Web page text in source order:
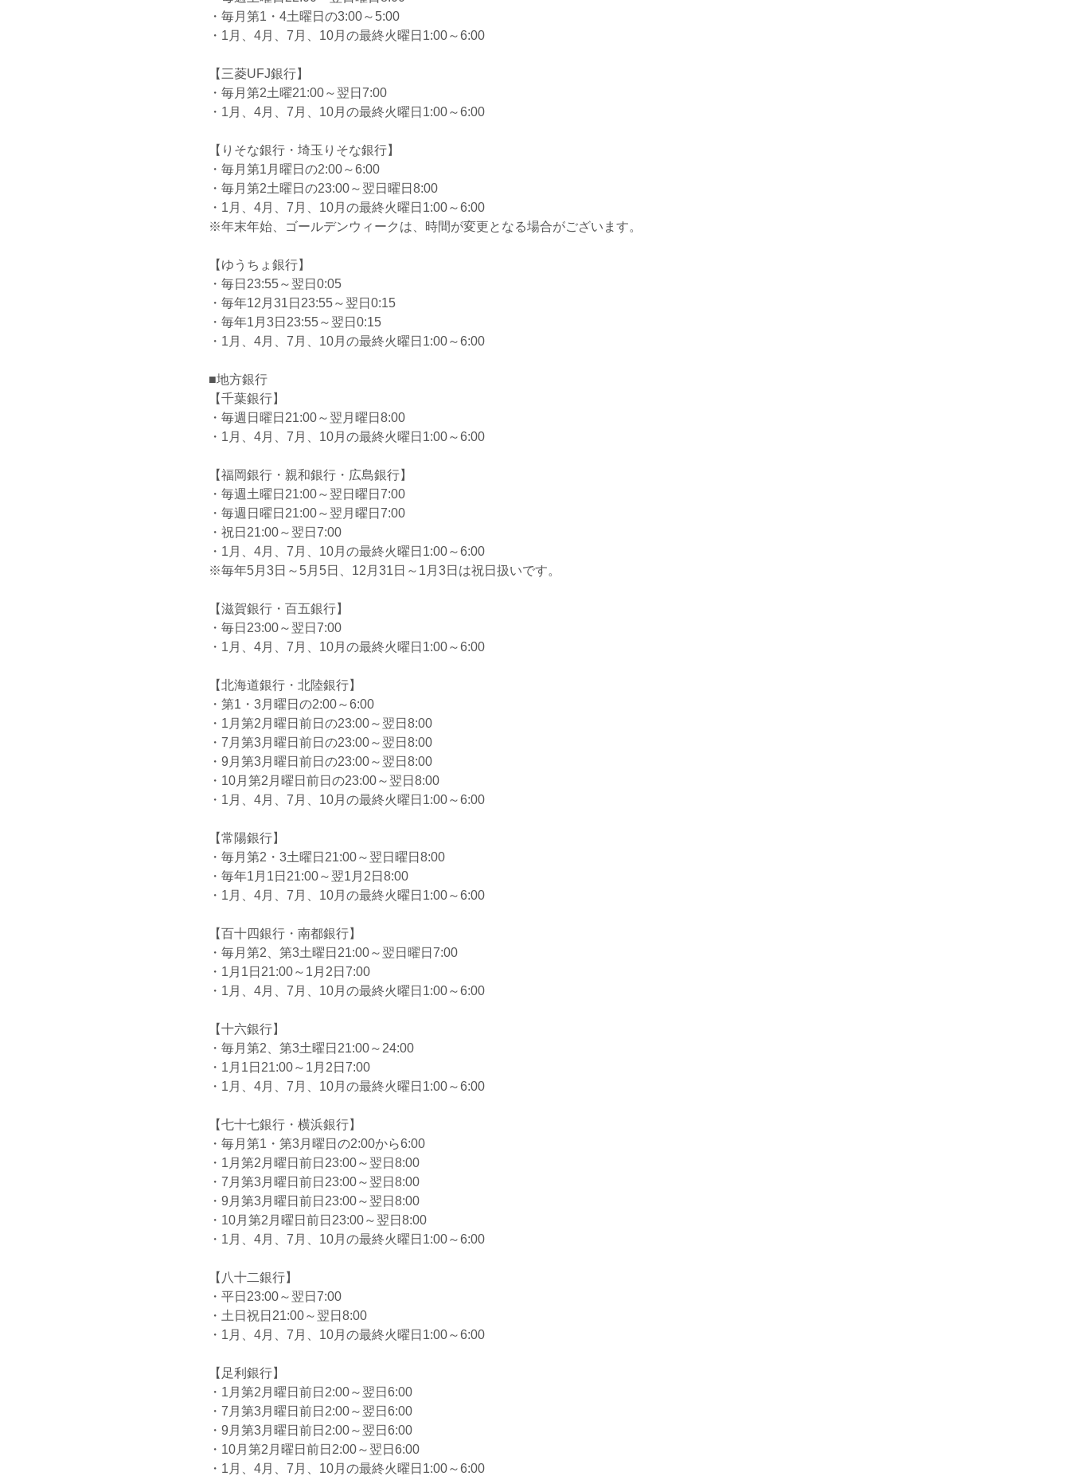
・毎月第1・4土曜日の3:00～5:00
・1月、4月、7月、10月の最終火曜日1:00～6:00
【三菱UFJ銀行】
・毎月第2土曜21:00～翌日7:00
・1月、4月、7月、10月の最終火曜日1:00～6:00
【りそな銀行・埼玉りそな銀行】
・毎月第1月曜日の2:00～6:00
・毎月第2土曜日の23:00～翌日曜日8:00
・1月、4月、7月、10月の最終火曜日1:00～6:00
※年末年始、ゴールデンウィークは、時間が変更となる場合がございます。
【ゆうちょ銀行】
・毎日23:55～翌日0:05
・毎年12月31日23:55～翌日0:15
・毎年1月3日23:55～翌日0:15
・1月、4月、7月、10月の最終火曜日1:00～6:00
■地方銀行
【千葉銀行】
・毎週日曜日21:00～翌月曜日8:00
・1月、4月、7月、10月の最終火曜日1:00～6:00
【福岡銀行・親和銀行・広島銀行】
・毎週土曜日21:00～翌日曜日7:00
・毎週日曜日21:00～翌月曜日7:00
・祝日21:00～翌日7:00
・1月、4月、7月、10月の最終火曜日1:00～6:00
※毎年5月3日～5月5日、12月31日～1月3日は祝日扱いです。
【滋賀銀行・百五銀行】
・毎日23:00～翌日7:00
・1月、4月、7月、10月の最終火曜日1:00～6:00
【北海道銀行・北陸銀行】
・第1・3月曜日の2:00～6:00
・1月第2月曜日前日の23:00～翌日8:00
・7月第3月曜日前日の23:00～翌日8:00
・9月第3月曜日前日の23:00～翌日8:00
・10月第2月曜日前日の23:00～翌日8:00
・1月、4月、7月、10月の最終火曜日1:00～6:00
【常陽銀行】
・毎月第2・3土曜日21:00～翌日曜日8:00
・毎年1月1日21:00～翌1月2日8:00
・1月、4月、7月、10月の最終火曜日1:00～6:00
【百十四銀行・南都銀行】
・毎月第2、第3土曜日21:00～翌日曜日7:00
・1月1日21:00～1月2日7:00
・1月、4月、7月、10月の最終火曜日1:00～6:00
【十六銀行】
・毎月第2、第3土曜日21:00～24:00
・1月1日21:00～1月2日7:00
・1月、4月、7月、10月の最終火曜日1:00～6:00
【七十七銀行・横浜銀行】
・毎月第1・第3月曜日の2:00から6:00
・1月第2月曜日前日23:00～翌日8:00
・7月第3月曜日前日23:00～翌日8:00
・9月第3月曜日前日23:00～翌日8:00
・10月第2月曜日前日23:00～翌日8:00
・1月、4月、7月、10月の最終火曜日1:00～6:00
【八十二銀行】
・平日23:00～翌日7:00
・土日祝日21:00～翌日8:00
・1月、4月、7月、10月の最終火曜日1:00～6:00
【足利銀行】
・1月第2月曜日前日2:00～翌日6:00
・7月第3月曜日前日2:00～翌日6:00
・9月第3月曜日前日2:00～翌日6:00
・10月第2月曜日前日2:00～翌日6:00
・1月、4月、7月、10月の最終火曜日1:00～6:00